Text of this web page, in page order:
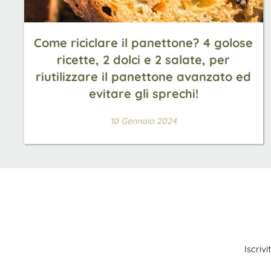
Come riciclare il panettone? 4 golose
ricette, 2 dolci e 2 salate, per
riutilizzare il panettone avanzato ed
evitare gli sprechi!
10 Gennaio 2024